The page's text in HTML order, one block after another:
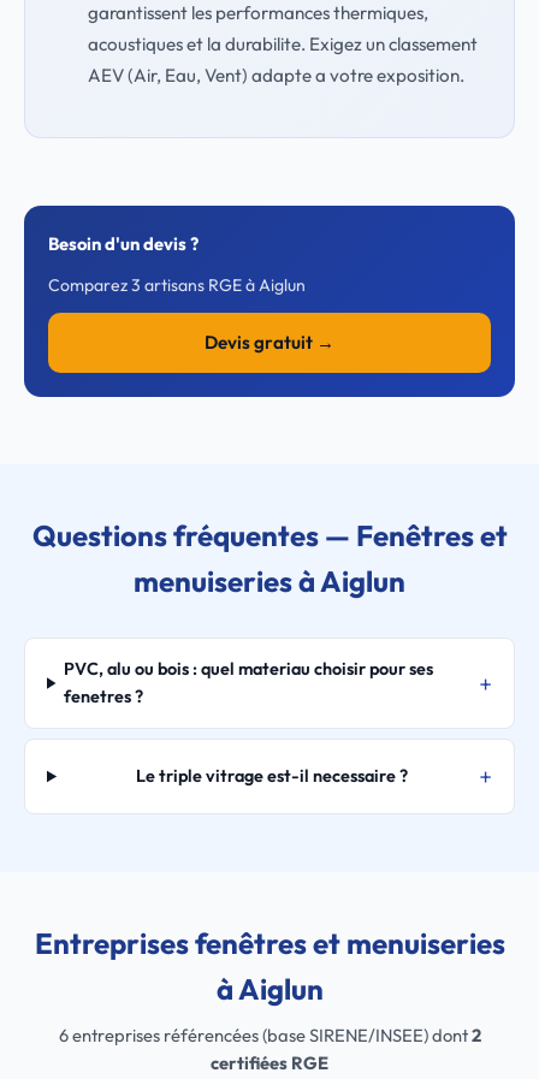
garantissent les performances thermiques,
acoustiques et la durabilite. Exigez un classement
AEV (Air, Eau, Vent) adapte a votre exposition.
Besoin d'un devis ?
Comparez 3 artisans RGE à Aiglun
Devis gratuit →
Questions fréquentes — Fenêtres et
menuiseries à Aiglun
PVC, alu ou bois : quel materiau choisir pour ses
fenetres ?
Le triple vitrage est-il necessaire ?
Entreprises fenêtres et menuiseries
à Aiglun
6 entreprises référencées (base SIRENE/INSEE) dont2
certifiées RGE